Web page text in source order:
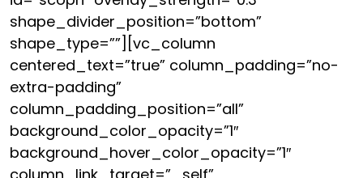
shape_divider_position=”bottom”
shape_type=””][vc_column
centered_text=”true” column_padding=”no-
extra-padding”
column_padding_position=”all”
background_color_opacity=”1″
background_hover_color_opacity=”1″